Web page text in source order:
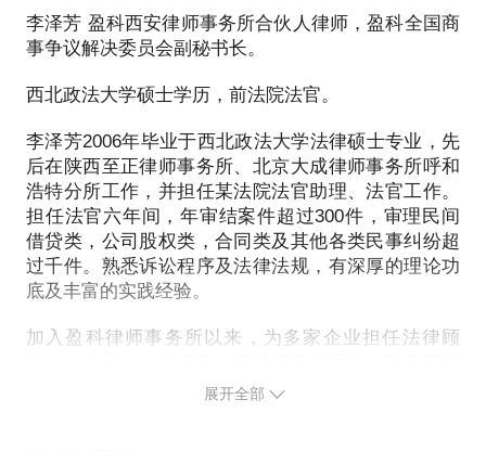
也会造成更大的损失。
此时，你需要采用谈判的方式解决难题。但怎么谈？
底线是什么？如何让步才能达到自己的预期？这些问
李泽芳律师曾任职于某法院法官多年，有丰富的诉讼
及调解经验，任职期内调解过大量建设工程施工合同
纠纷、房屋租赁合同纠纷、房屋买卖合同纠纷、劳动
争议纠纷、离婚纠纷…………，转型作律师以来，代
理的案件以调解方式结案占比达80%，缩短了回款时
当事人问题。
因此，如果你现在正处于想快速解决纠纷却不知道怎
议等各类民事纠纷中有丰富的实战经验，与李律师约
见，您将解决如下困惑：
1.诉讼请求怎么写？
2.案件进行到什么程度?
3.为这个案件你需要准备什么材料？
4.庭审怎么开？
5.事实怎么陈述才对你最有利？
6.怎样和法官打交道？
……
通过面对面的约见，你可以不用花费高昂的律师费，
自己就能处理简单的诉讼案件。
在只花费一顿饭的钱即599元就能达到。心动就马上
李泽芳 盈科西安律师事务所合伙人律师，盈科全国商
事争议解决委员会副秘书长。
西北政法大学硕士学历，前法院法官。
李泽芳2006年毕业于西北政法大学法律硕士专业，先
后在陕西至正律师事务所、北京大成律师事务所呼和
浩特分所工作，并担任某法院法官助理、法官工作。
担任法官六年间，年审结案件超过300件，审理民间
借贷类，公司股权类，合同类及其他各类民事纠纷超
过千件。熟悉诉讼程序及法律法规，有深厚的理论功
底及丰富的实践经验。
加入盈科律师事务所以来，为多家企业担任法律顾
客户的一致好评。同时进行谈判课程的理论研究与教
展开全部